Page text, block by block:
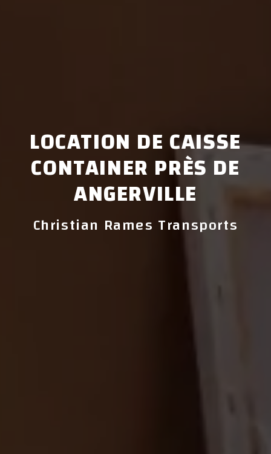
LOCATION DE CAISSE
CONTAINER PRÈS DE
ANGERVILLE
Christian Rames Transports